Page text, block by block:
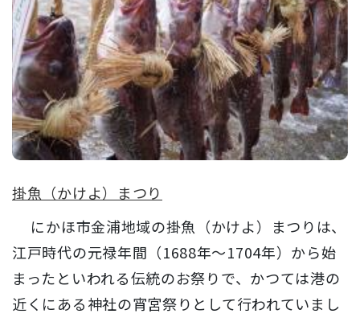
掛魚（かけよ）まつり
にかほ市金浦地域の掛魚（かけよ）まつりは、
江戸時代の元禄年間（1688年～1704年）から始
まったといわれる伝統のお祭りで、かつては港の
近くにある神社の宵宮祭りとして行われていまし